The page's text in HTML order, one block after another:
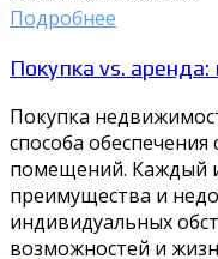
Подробнее
Покупка vs.
Покупка
способа
помещений. Каждый
преимущества и
индивидуальных
возможностей и